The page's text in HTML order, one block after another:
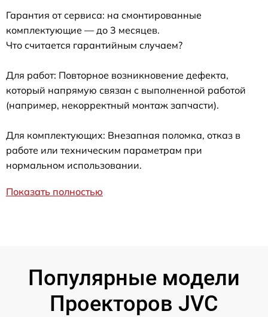
Гарантия от сервиса: на смонтированные
комплектующие — до 3 месяцев.
Что считается гарантийным случаем?
Для работ: Повторное возникновение дефекта,
который напрямую связан с выполненной работой
(например, некорректный монтаж запчасти).
Для комплектующих: Внезапная поломка, отказ в
работе или техническим параметрам при
нормальном использовании.
Показать полностью
Популярные модели
Проекторов JVC